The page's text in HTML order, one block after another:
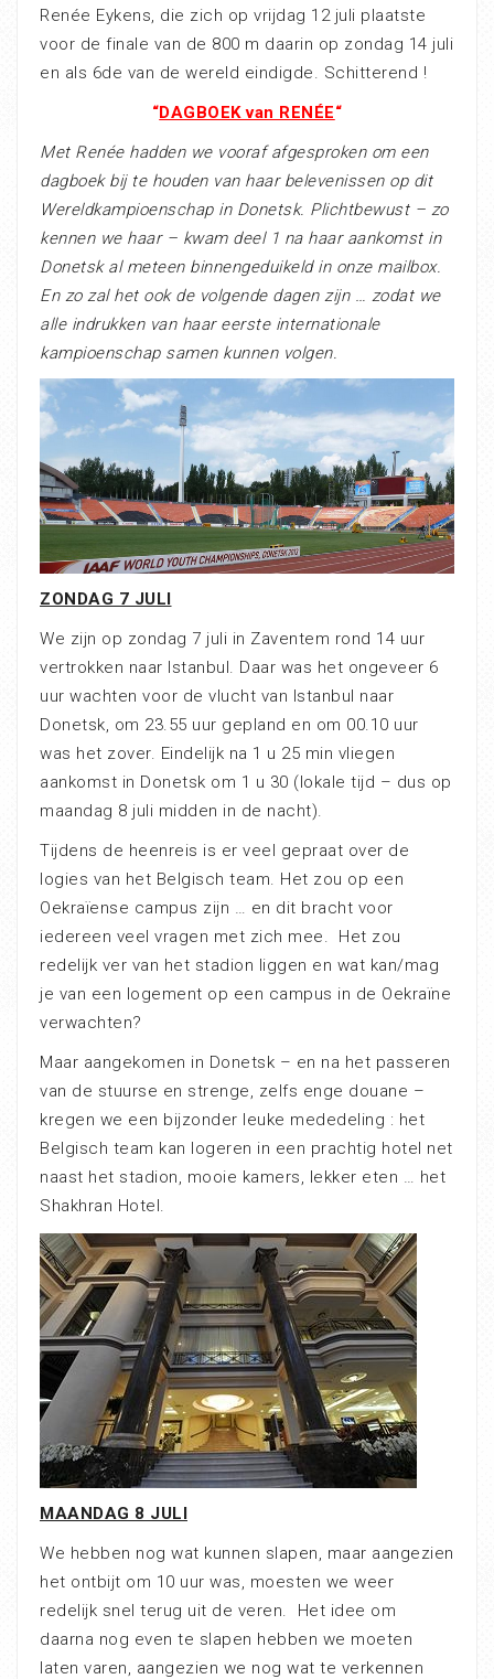
Renée Eykens, die zich op vrijdag 12 juli plaatste
voor de finale van de 800 m daarin op zondag 14 juli
en als 6de van de wereld eindigde. Schitterend !
“DAGBOEK van RENÉE“
Met Renée hadden we vooraf afgesproken om een
dagboek bij te houden van haar belevenissen op dit
Wereldkampioenschap in Donetsk. Plichtbewust – zo
kennen we haar – kwam deel 1 na haar aankomst in
Donetsk al meteen binnengeduikeld in onze mailbox.
En zo zal het ook de volgende dagen zijn … zodat we
alle indrukken van haar eerste internationale
kampioenschap samen kunnen volgen.
ZONDAG 7 JULI
We zijn op zondag 7 juli in Zaventem rond 14 uur
vertrokken naar Istanbul. Daar was het ongeveer 6
uur wachten voor de vlucht van Istanbul naar
Donetsk, om 23.55 uur gepland en om 00.10 uur
was het zover. Eindelijk na 1 u 25 min vliegen
aankomst in Donetsk om 1 u 30 (lokale tijd – dus op
maandag 8 juli midden in de nacht).
Tijdens de heenreis is er veel gepraat over de
logies van het Belgisch team. Het zou op een
Oekraïense campus zijn … en dit bracht voor
iedereen veel vragen met zich mee.
Het zou
redelijk ver van het stadion liggen en wat kan/mag
je van een logement op een campus in de Oekraïne
verwachten?
Maar aangekomen in Donetsk – en na het passeren
van de stuurse en strenge, zelfs enge douane –
kregen we een bijzonder leuke mededeling : het
Belgisch team kan logeren in een prachtig hotel net
naast het stadion, mooie kamers, lekker eten … het
Shakhran Hotel.
MAANDAG 8 JULI
We hebben nog wat kunnen slapen, maar aangezien
het ontbijt om 10 uur was, moesten we weer
redelijk snel terug uit de veren.
Het idee om
daarna nog even te slapen hebben we moeten
laten varen, aangezien we nog wat te verkennen